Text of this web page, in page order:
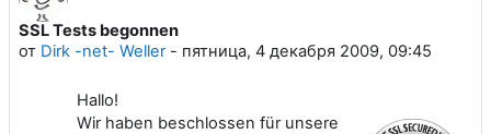
SSL Tests begonnen
от Dirk -net- Weller- пятница, 4 декабря 2009, 09:45
Количество ответов: 0
Hallo!
Wir haben beschlossen für unsere